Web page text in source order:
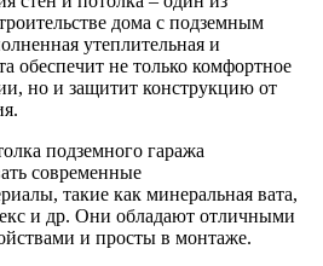
дома с подземным
утеплительная и
обеспечит не только комфортное
но и защитит конструкцию от
подземного гаража
современные
такие как минеральная вата,
и др. Они обладают отличными
и просты в монтаже.